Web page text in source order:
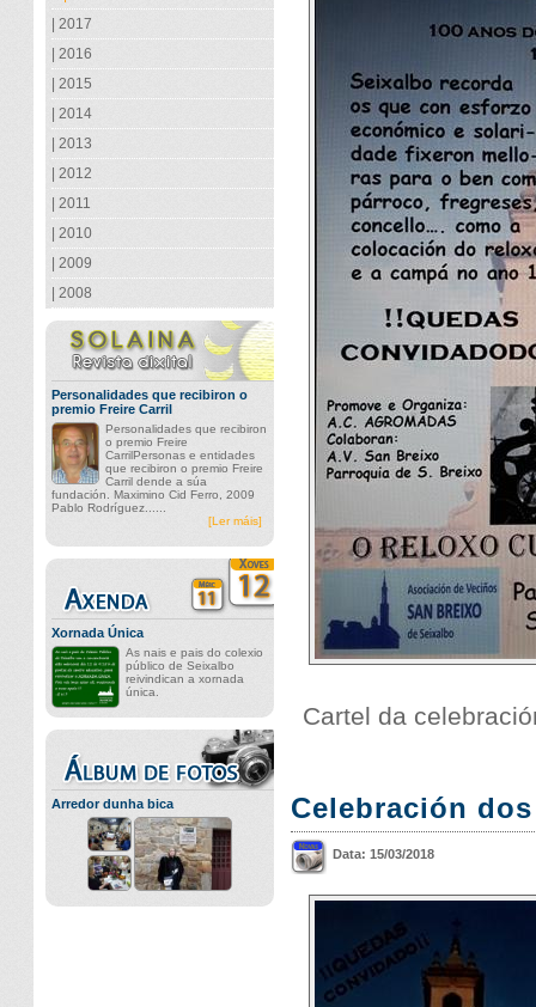
| 2017
| 2016
| 2015
| 2014
| 2013
| 2012
| 2011
| 2010
| 2009
| 2008
Personalidades que recibiron o
premio Freire Carril
Personalidades que recibiron
o premio Freire
CarrilPersonas e entidades
que recibiron o premio Freire
Carril dende a súa
fundación. Maximino Cid Ferro, 2009
Pablo Rodríguez......
[Ler máis]
Xornada Única
As nais e pais do colexio
público de Seixalbo
reivindican a xornada
única.
Arredor dunha bica
Cartel da
Celebración
Data: 15/03/2018